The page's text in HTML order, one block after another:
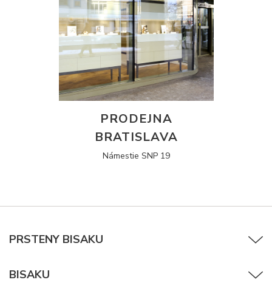
PRODEJNA
BRATISLAVA
Námestie SNP 19
PRSTENY BISAKU
BISAKU